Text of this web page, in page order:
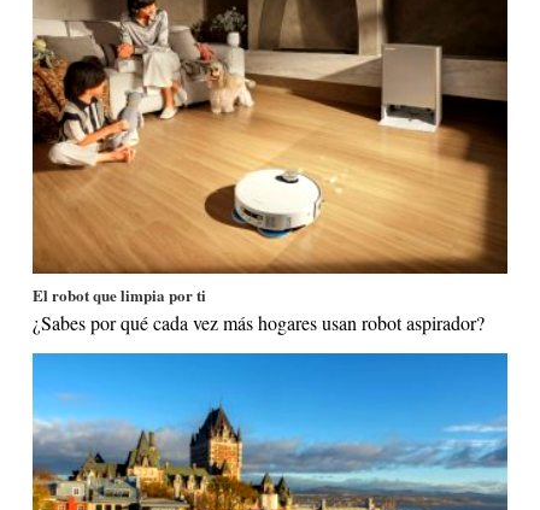
El robot que limpia por ti
¿Sabes por qué cada vez más hogares usan robot aspirador?